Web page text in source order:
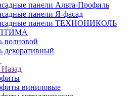
панели Альта-Профиль
панели Я-фасад
панели ТЕХНОНИКОЛЬ
волновой
декоративный
Назад
виниловые